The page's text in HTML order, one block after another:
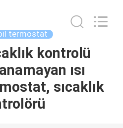
termostat
kontrolü
ısı
sıcaklık